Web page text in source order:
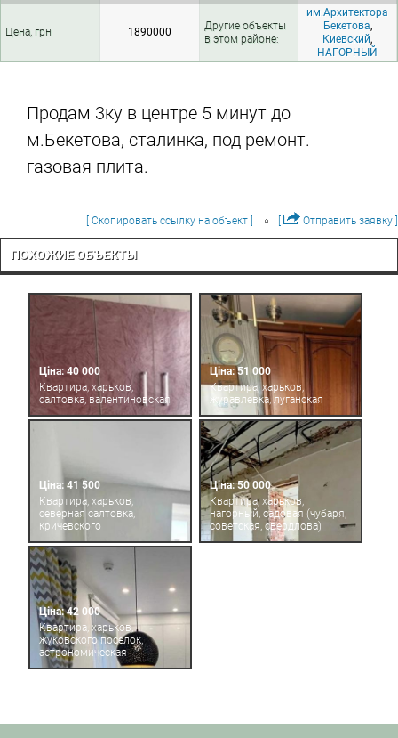
Цена, грн 1890000
Другие объекты
в этом районе:
им.Архитектора
Бекетова,
Киевский,
НАГОРНЫЙ
Продам 3ку в центре 5 минут до
м.Бекетова, сталинка, под ремонт.
газовая плита.
[ Скопировать ссылку на объект ] Отправить заявку ]
ПОХОЖИЕ ОБЪЕКТЫ
Ціна: 40 000
Квартира, харьков,
салтовка, валентиновская
Ціна: 51 000
Квартира, харьков,
журавлевка, луганская
Ціна: 41 500
Квартира, харьков,
северная салтовка,
кричевского
Ціна: 50 000
Квартира, харьков,
нагорный, садовая (чубаря,
советская, свердлова)
Ціна: 42 000
Квартира, харьков,
жуковского поселок,
астрономическая